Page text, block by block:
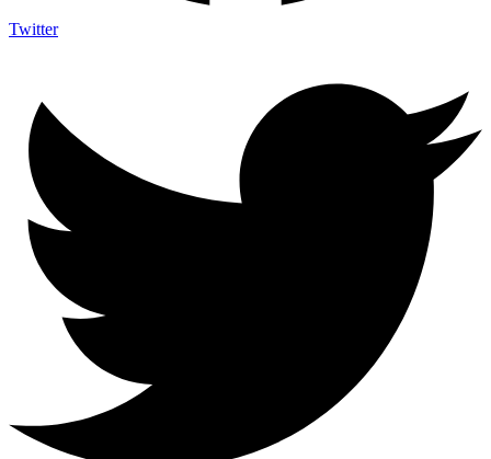
Twitter